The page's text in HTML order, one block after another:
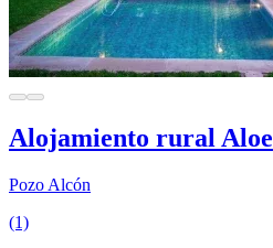
Alojamiento rural Aloe
Pozo Alcón
(1)